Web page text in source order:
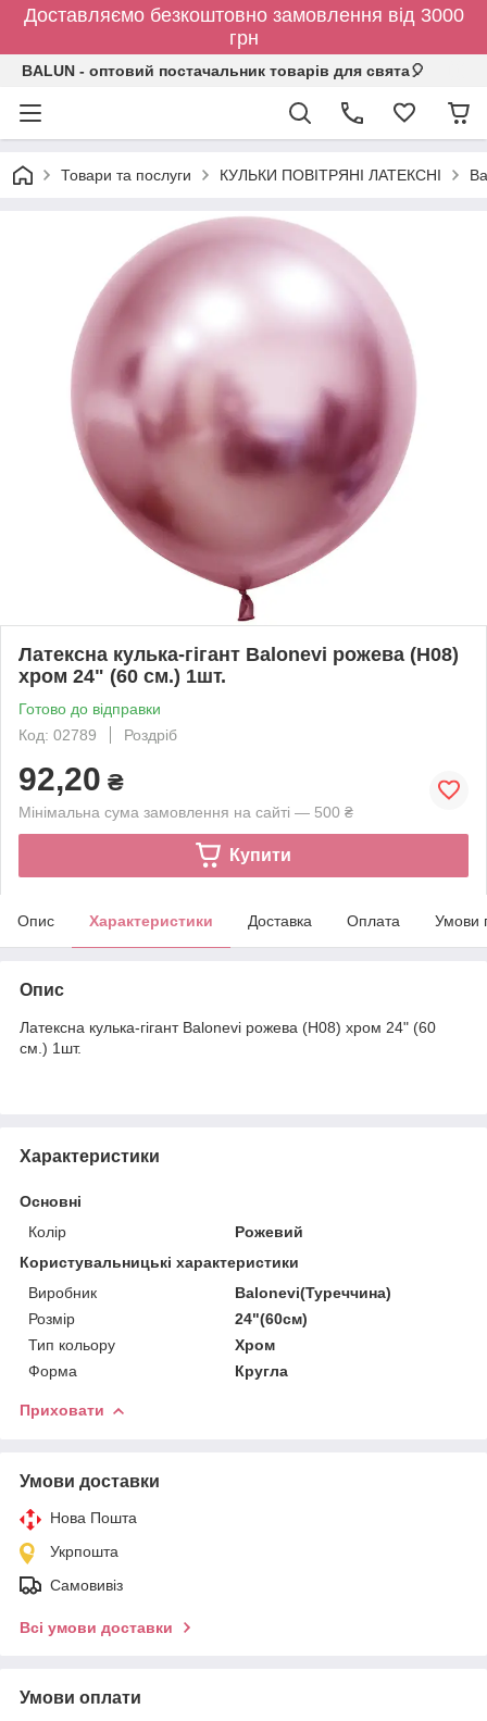
Доставляємо безкоштовно замовлення від 3000
грн
BALUN - оптовий постачальник товарів для свята🎈
Товари та послуги КУЛЬКИ ПОВІТРЯНІ ЛАТЕКСНІ
Латексна кулька-гігант Balonevi рожева (H08)
хром 24" (60 см.) 1шт.
Готово до відправки
Код: 02789
Роздріб
92,20 ₴
Мінімальна сума замовлення на сайті — 500 ₴
Купити
Опис Характеристики Доставка Оплата Умови
Опис
Латексна кулька-гігант Balonevi рожева (H08) хром 24" (60
см.) 1шт.
Характеристики
Основні
Колір
Рожевий
Користувальницькі характеристики
Виробник
Balonevi(Туреччина)
Розмір
24"(60см)
Тип кольору
Хром
Форма
Кругла
Приховати
Умови доставки
Нова Пошта
Укрпошта
Самовивіз
Всі умови доставки
Умови оплати